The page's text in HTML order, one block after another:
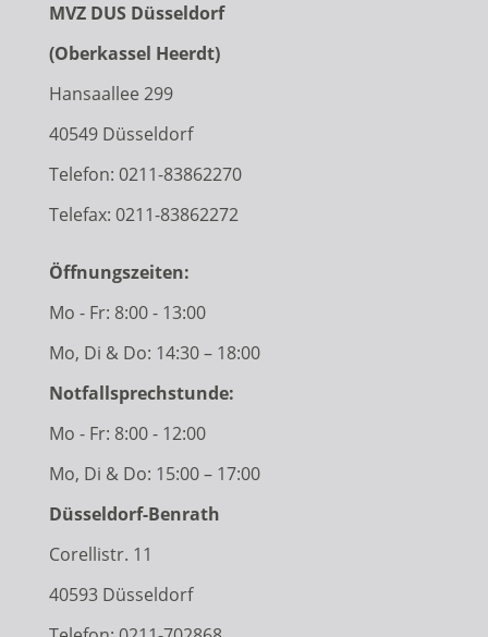
MVZ DUS Düsseldorf
(Oberkassel Heerdt)
Hansaallee 299
40549 Düsseldorf
Telefon: 0211-83862270
Telefax: 0211-83862272
Öffnungszeiten:
Mo - Fr: 8:00 - 13:00
Mo, Di & Do: 14:30 – 18:00
Notfallsprechstunde:
Mo - Fr: 8:00 - 12:00
Mo, Di & Do: 15:00 – 17:00
Düsseldorf-Benrath
Corellistr. 11
40593 Düsseldorf